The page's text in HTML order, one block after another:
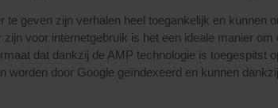
te geven zijn verhalen heel toegankelijk en kunnen
voor internetgebruik is het een ideale manier
dat dankzij de AMP technologie is toegespitst
worden door Google geïndexeerd en kunnen